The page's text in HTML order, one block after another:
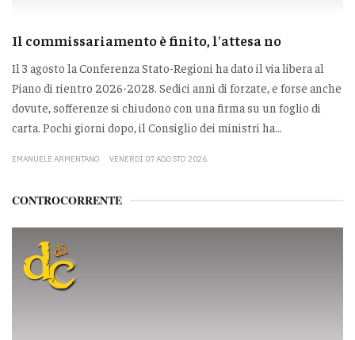
Il commissariamento è finito, l'attesa no
Il 3 agosto la Conferenza Stato-Regioni ha dato il via libera al
Piano di rientro 2026-2028. Sedici anni di forzate, e forse anche
dovute, sofferenze si chiudono con una firma su un foglio di
carta. Pochi giorni dopo, il Consiglio dei ministri ha...
EMANUELE ARMENTANO VENERDÌ 07 AGOSTO 2026
CONTROCORRENTE